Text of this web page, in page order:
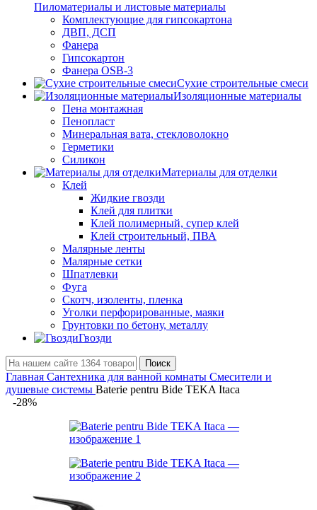
Пиломатериалы и листовые материалы
Комплектующие для гипсокартона
ДВП, ДСП
Фанера
Гипсокартон
Фанера OSB-3
Сухие строительные смеси
Изоляционные материалы
Пена монтажная
Пенопласт
Минеральная вата, стекловолокно
Герметики
Силикон
Материалы для отделки
Клей
Жидкие гвозди
Клей для плитки
Клей полимерный, супер клей
Клей строительный, ПВА
Малярные ленты
Малярные сетки
Шпатлевки
Фуга
Скотч, изоленты, пленка
Уголки перфорированные, маяки
Грунтовки по бетону, металлу
Гвозди
Поиск
Главная Сантехника для ванной комнаты Смесители и
душевые системы Baterie pentru Bide TEKA Itaca
-28%